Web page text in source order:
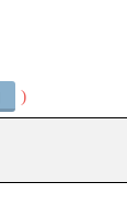
)